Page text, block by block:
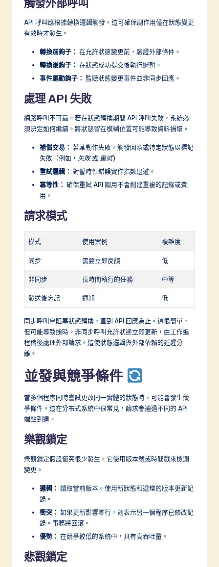
觸發外部呼叫
API 呼叫應根據轉換邏輯觸發。這可確保副作用僅在狀態變更
有效時才發生。
轉換前鉤子： 在允許狀態變更前，驗證外部條件。
轉換後鉤子： 在狀態成功提交後執行邏輯。
事件驅動鉤子： 監聽狀態變更事件並非同步回應。
處理 API 失敗
網路呼叫不可靠。若在狀態轉換期間 API 呼叫失敗，系統必
須決定如何繼續。將狀態留在模糊位置可能導致資料損壞。
補償交易： 若某動作失敗，觸發回滾或特定狀態以標記
失敗（例如， 失敗或 重試).
重試邏輯： 對暫時性錯誤實作指數退避。
冪等性： 確保重試 API 調用不會創建重複的記錄或費
用。
請求模式
模式 使用案例 複雜度
同步 需要立即反饋 低
非同步 長時間執行的任務 中等
發送後忘記 通知 低
同步呼叫會阻塞狀態轉換，直到 API 回應為止。這很簡單，
但可能導致逾時。非同步呼叫允許狀態立即更新，由工作進
程稍後處理外部請求。這使狀態邏輯與外部依賴的延遲分
離。
並發與競爭條件
當多個程序同時嘗試更改同一實體的狀態時，可能會發生競
爭條件。這在分布式系統中很常見，請求會通過不同的 API
端點到達。
樂觀鎖定
樂觀鎖定假設衝突很少發生。它使用版本號或時間戳來檢測
變更。
邏輯： 讀取當前版本。使用新狀態和遞增的版本更新記
錄。
衝突： 如果更新影響零行，則表示另一個程序已修改記
錄。事務將回滾。
優勢： 在競爭較低的系統中，具有高吞吐量。
悲觀鎖定